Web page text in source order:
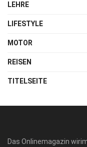
LEHRE
LIFESTYLE
MOTOR
REISEN
TITELSEITE
Das Onlinemagazin